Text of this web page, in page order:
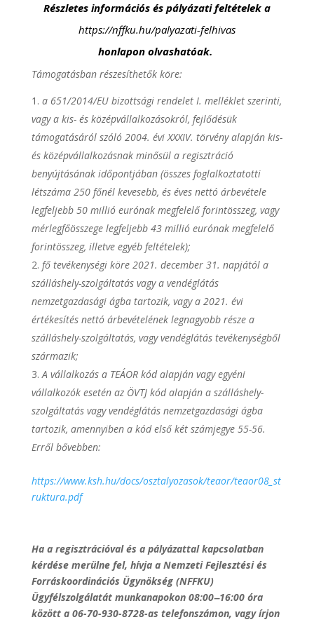
Részletes információs és pályázati feltételek a
https://nffku.hu/palyazati-felhivas
honlapon olvashatóak.
Támogatásban részesíthetők köre:
a 651/2014/EU bizottsági rendelet I. melléklet szerinti,
vagy a kis- és középvállalkozásokról, fejlődésük
támogatásáról szóló 2004. évi XXXIV. törvény alapján kis-
és középvállalkozásnak minősül a regisztráció
benyújtásának időpontjában (összes foglalkoztatotti
létszáma 250 főnél kevesebb, és éves nettó árbevétele
legfeljebb 50 millió eurónak megfelelő forintösszeg, vagy
mérlegfőösszege legfeljebb 43 millió eurónak megfelelő
forintösszeg, illetve egyéb feltételek);
fő tevékenységi köre 2021. december 31. napjától a
szálláshely-szolgáltatás vagy a vendéglátás
nemzetgazdasági ágba tartozik, vagy a 2021. évi
értékesítés nettó árbevételének legnagyobb része a
szálláshely-szolgáltatás, vagy vendéglátás tevékenységből
származik;
A vállalkozás a TEÁOR kód alapján vagy egyéni
vállalkozók esetén az ÖVTJ kód alapján a szálláshely-
szolgáltatás vagy vendéglátás nemzetgazdasági ágba
tartozik, amennyiben a kód első két számjegye 55-56.
Erről bővebben:
https://www.ksh.hu/docs/osztalyozasok/teaor/teaor08_st
ruktura.pdf
Ha a regisztrációval és a pályázattal kapcsolatban
kérdése merülne fel, hívja a Nemzeti Fejlesztési és
Forráskoordinációs Ügynökség (NFFKU)
Ügyfélszolgálatát munkanapokon 08:00‒16:00 óra
között a 06-70-930-8728-as telefonszámon, vagy írjon